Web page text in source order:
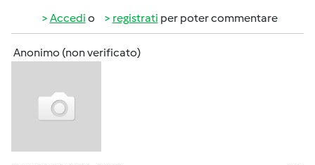
Accedi o registrati per poter commentare
Anonimo (non verificato)